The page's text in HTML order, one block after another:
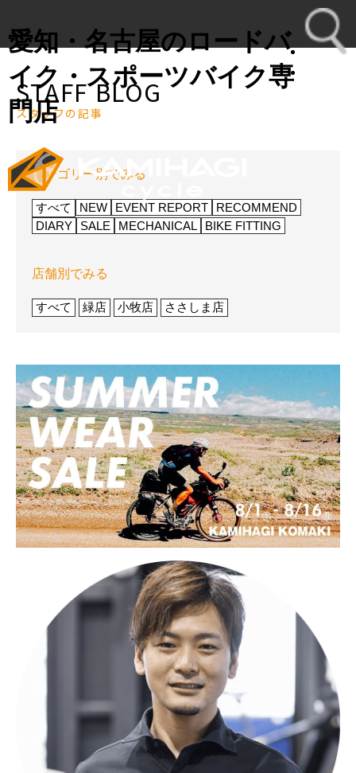
愛知・名古屋のロードバ
イク・スポーツバイク専
門店
STAFF BLOG
スタッフの記事
カテゴリー別でみる
すべて NEW EVENT REPORT
RECOMMEND
DIARY
SALE MECHANICAL BIKE FITTING
店舗別でみる
すべて 緑店 小牧店 ささしま店